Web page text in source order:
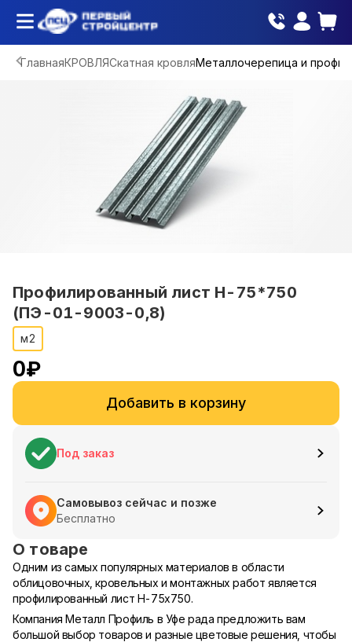
ГлавнаяКРОВЛЯСкатная кровляМеталлочерепица и
Профилированный лист Н-75*750
(ПЭ-01-9003-0,8)
м2
0₽
Добавить в корзину
Под заказ
Самовывоз сейчас и позже
Бесплатно
О товаре
Одним из самых популярных материалов в области
облицовочных, кровельных и монтажных работ является
профилированный лист Н-75х750.
Компания Металл Профиль в Уфе рада предложить вам
большой выбор товаров и разные цветовые решения, чтобы